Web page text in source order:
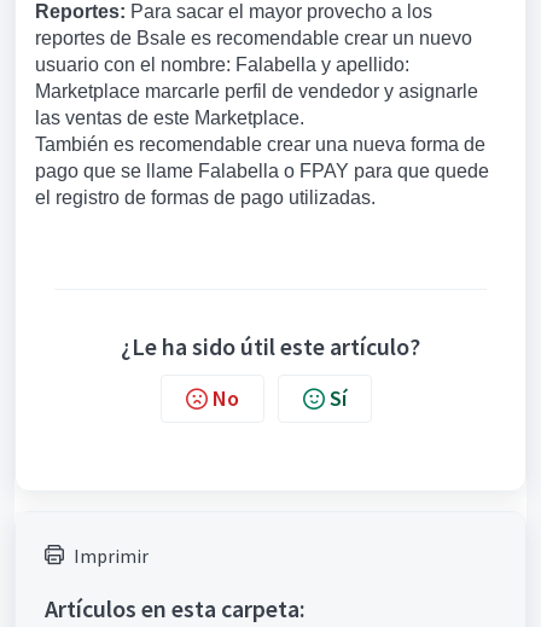
Reportes: Para sacar el mayor provecho a los
reportes de Bsale es recomendable crear un nuevo
usuario con el nombre: Falabella y apellido:
Marketplace marcarle perfil de vendedor y asignarle
las ventas de este Marketplace.
También es recomendable crear una nueva forma de
pago que se llame Falabella o FPAY para que quede
el registro de formas de pago utilizadas.
¿Le ha sido útil este artículo?
No Sí
Imprimir
Artículos en esta carpeta: